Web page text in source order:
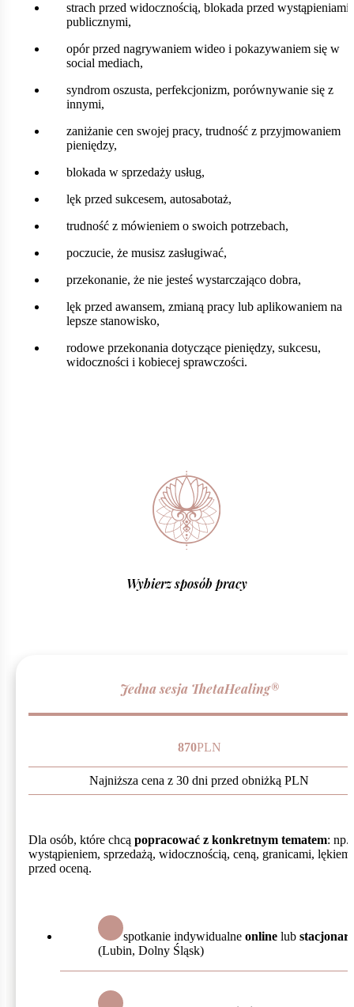
strach przed widocznością, blokada przed wystąpieniami
publicznymi,
opór przed nagrywaniem wideo i pokazywaniem się w
social mediach,
syndrom oszusta, perfekcjonizm, porównywanie się z
innymi,
zaniżanie cen swojej pracy, trudność z przyjmowaniem
pieniędzy,
blokada w sprzedaży usług,
lęk przed sukcesem, autosabotaż,
trudność z mówieniem o swoich potrzebach,
poczucie, że musisz zasługiwać,
przekonanie, że nie jesteś wystarczająco dobra,
lęk przed awansem, zmianą pracy lub aplikowaniem na
lepsze stanowisko,
rodowe przekonania dotyczące pieniędzy, sukcesu,
widoczności i kobiecej sprawczości.
Wybierz sposób pracy
Jedna sesja ThetaHealing®
870PLN
Najniższa cena z 30 dni przed obniżką PLN
Dla osób, które chcą popracować z konkretnym tematem: np.
wystąpieniem, sprzedażą, widocznością, ceną, granicami, lękiem
przed oceną.
spotkanie indywidualne online lub
(Lubin, Dolny Śląsk)